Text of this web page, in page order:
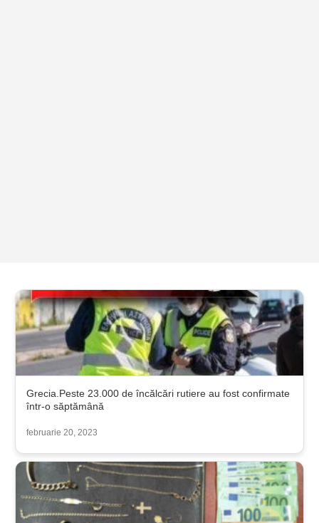
Grecia.Peste 23.000 de încălcări rutiere au fost confirmate
într-o săptămână
februarie 20, 2023